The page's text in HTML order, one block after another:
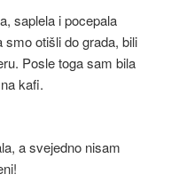
saplela i pocepala
otišli do grada, bili
Posle toga sam bila
kafi.
a svejedno nisam